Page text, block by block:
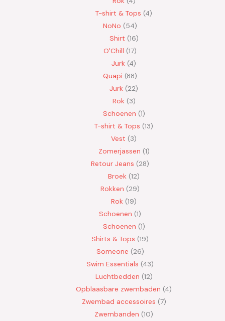
T-shirt & Tops 4
NoNo
54
Shirt 16
O'Chill 17
Jurk 4
Quapi 88
Jurk
22
Rok 3
Schoenen 1
T-shirt & Tops 13
Vest
3
Zomerjassen 1
Retour Jeans
28
Broek 12
Rokken
29
Rok 19
Schoenen 1
Schoenen 1
Shirts & Tops 19
Someone 26
Swim Essentials 43
Luchtbedden 12
Opblaasbare zwembaden 4
Zwembad accessoires 7
Zwembanden 10